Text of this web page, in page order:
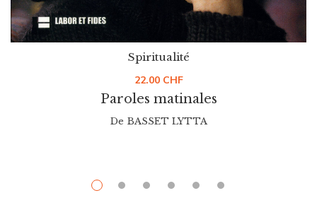
Paroles matinales
Spiritualité
22.00 CHF
De BASSET LYTTA